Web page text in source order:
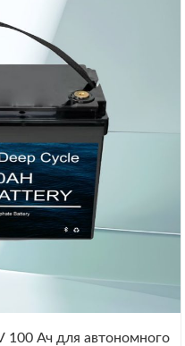
100 Ач для автономного